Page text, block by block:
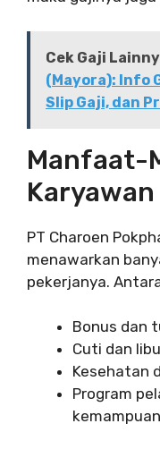
Cek Gaji
(Mayora): Info
Slip Gaji, dan
Manfaat-
Karyawan
PT Charoen
menawarkan
pekerjanya.
Bonus dan
Cuti dan
Kesehatan
Program
kemampuan